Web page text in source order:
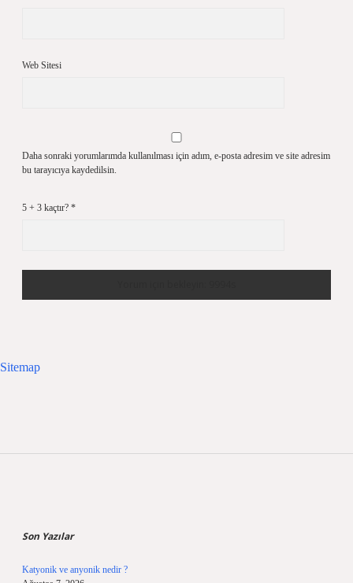
Web Sitesi
Daha sonraki yorumlarımda kullanılması için adım, e-posta adresim ve site adresim
bu tarayıcıya kaydedilsin.
5 + 3 kaçtır? *
Sitemap
Son Yazılar
Katyonik ve anyonik nedir ?